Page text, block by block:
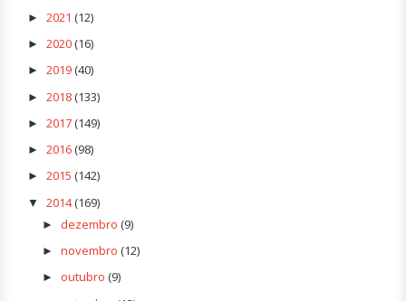
► 2021 (12)
► 2020(16)
► 2019(40)
► 2018(133)
► 2017(149)
► 2016(98)
► 2015 (142)
▼ 2014(169)
► dezembro (9)
► novembro (12)
► outubro (9)